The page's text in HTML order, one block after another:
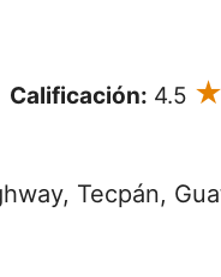
Calificación: 4.5
Tecpán,